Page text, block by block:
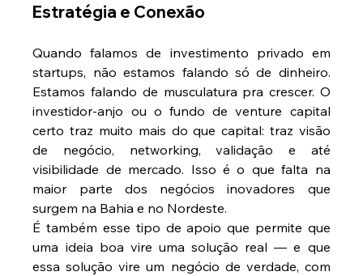
Estratégia e Conexão
Quando falamos de investimento privado em
startups, não estamos falando só de dinheiro.
Estamos falando de musculatura pra crescer. O
investidor-anjo ou o fundo de venture capital
certo traz muito mais do que capital: traz visão
de negócio, networking, validação e até
visibilidade de mercado. Isso é o que falta na
maior parte dos negócios inovadores que
surgem na Bahia e no Nordeste.
É também esse tipo de apoio que permite que
uma ideia boa vire uma solução real — e que
essa solução vire um negócio de verdade, com